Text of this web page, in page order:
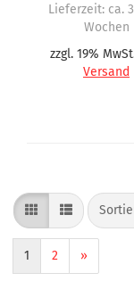
Lieferzeit: ca.
Wochen
zzgl. 19%
Versand
1 2 »